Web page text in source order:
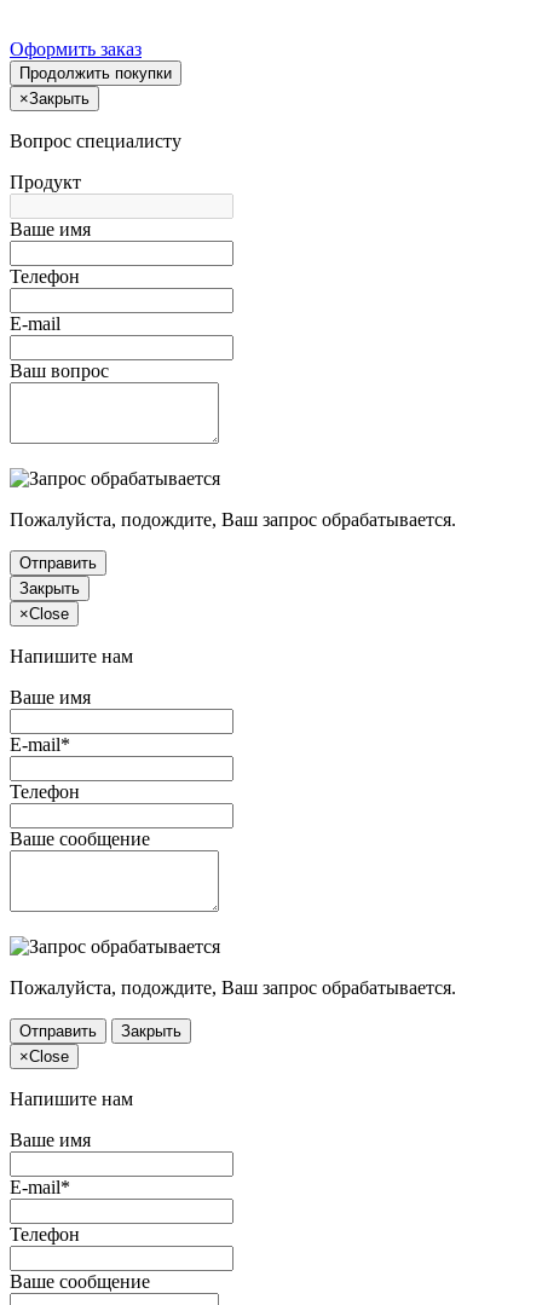
Оформить заказ
Продолжить покупки
×Закрыть
Вопрос специалисту
Продукт
Ваше имя
Телефон
E-mail
Ваш вопрос
Пожалуйста, подождите, Ваш запрос обрабатывается.
Отправить
Закрыть
×Close
Напишите нам
Ваше имя
E-mail*
Телефон
Ваше сообщение
Пожалуйста, подождите, Ваш запрос обрабатывается.
Отправить
Закрыть
×Close
Напишите нам
Ваше имя
E-mail*
Телефон
Ваше сообщение